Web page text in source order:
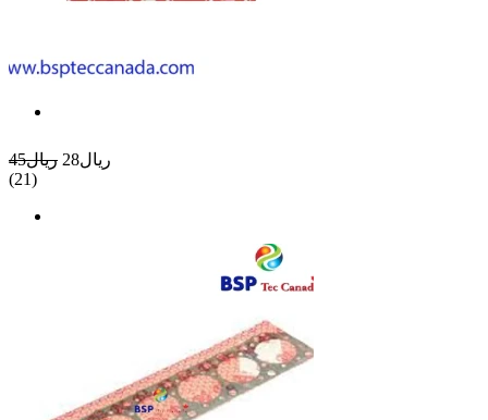
ريال28
ريال45
(21)